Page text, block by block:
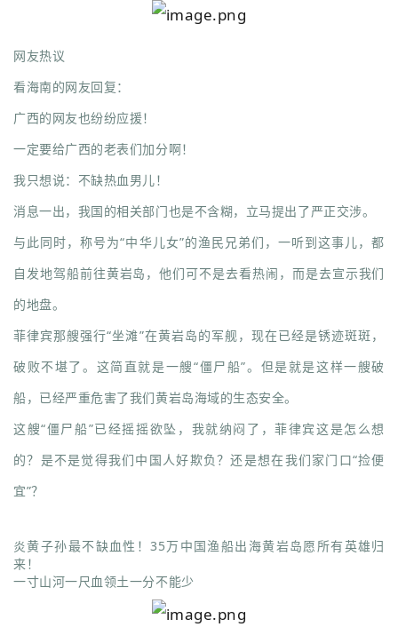
网友热议
看海南的网友回复：
广西的网友也纷纷应援！
一定要给广西的老表们加分啊！
我只想说：不缺热血男儿！
消息一出，我国的相关部门也是不含糊，立马提出了严正交涉。
与此同时，称号为“中华儿女”的渔民兄弟们，一听到这事儿，都
自发地驾船前往黄岩岛，他们可不是去看热闹，而是去宣示我们
的地盘。
菲律宾那艘强行“坐滩”在黄岩岛的军舰，现在已经是锈迹斑斑，
破败不堪了。这简直就是一艘“僵尸船”。但是就是这样一艘破
船，已经严重危害了我们黄岩岛海域的生态安全。
这艘“僵尸船”已经摇摇欲坠，我就纳闷了，菲律宾这是怎么想
的？是不是觉得我们中国人好欺负？还是想在我们家门口“捡便
宜”？
炎黄子孙最不缺血性！35万中国渔船出海黄岩岛愿所有英雄归
来！
一寸山河一尺血领土一分不能少